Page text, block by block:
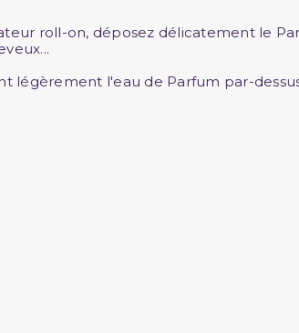
roll-on, déposez délicatement le
légèrement l'eau de Parfum par-